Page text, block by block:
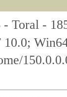
Toral -